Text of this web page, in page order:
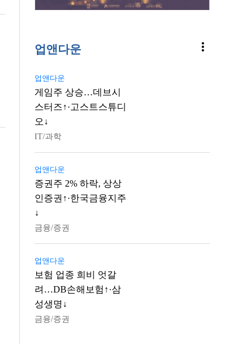
업앤다운 more_vert
업앤다운
게임주 상승…데브시
스터즈↑·고스트스튜디
오↓
IT/과학
업앤다운
증권주 2% 하락, 상상
인증권↑·한국금융지주
↓
금융/증권
업앤다운
보험 업종 희비 엇갈
려…DB손해보험↑·삼
성생명↓
금융/증권